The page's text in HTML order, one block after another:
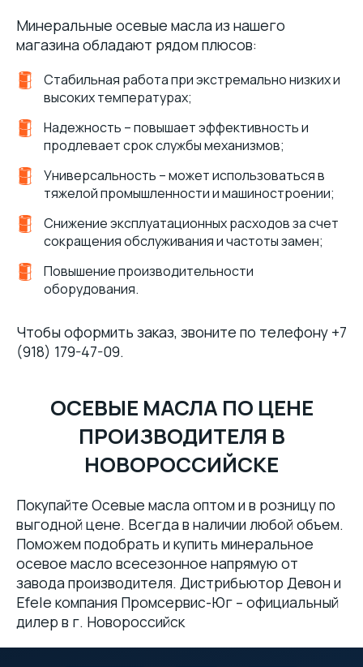
Минеральные осевые масла из нашего
магазина обладают рядом плюсов:
Стабильная работа при экстремально низких и
высоких температурах;
Надежность – повышает эффективность и
продлевает срок службы механизмов;
Универсальность – может использоваться в
тяжелой промышленности и машиностроении;
Снижение эксплуатационных расходов за счет
сокращения обслуживания и частоты замен;
Повышение производительности
оборудования.
Чтобы оформить заказ, звоните по телефону +7
(918) 179-47-09.
ОСЕВЫЕ МАСЛА ПО ЦЕНЕ
ПРОИЗВОДИТЕЛЯ В
НОВОРОССИЙСКЕ
Покупайте Осевые масла оптом и в розницу по
выгодной цене. Всегда в наличии любой объем.
Поможем подобрать и купить минеральное
осевое масло всесезонное напрямую от
завода производителя. Дистрибьютор Девон и
Efele компания Промсервис-Юг – официальный
дилер в г. Новороссийск